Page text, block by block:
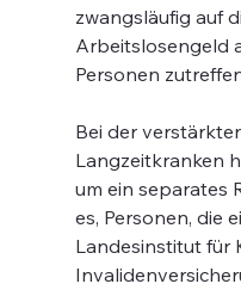
zwangsläufig auf
Arbeitslosengeld
Personen
Bei der
Langzeitkranken
um ein separates
es, Personen, die
Landesinstitut für